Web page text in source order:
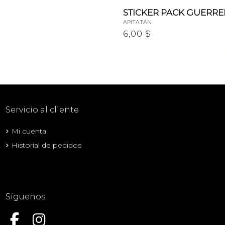
STICKER PACK
APITATÁN
6,00 $
Servicio al cliente
Mi cuenta
Historial de pedidos
Síguenos